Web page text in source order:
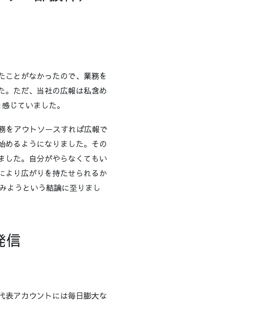
ことがなかったので、業務を
。ただ、当社の広報は私含め
じていました。
をアウトソースすれば広報で
めるようになりました。その
した。自分がやらなくてもい
より広がりを持たせられるか
ようという結論に至りまし
信
表アカウントには毎日膨大な